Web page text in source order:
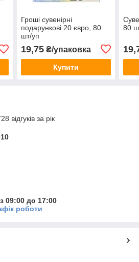
Гроші сувенірні
подарункові 20 євро, 80
шт/уп
19,75₴/упаковка
Купити
80
відгуків за рік
09:00 до 17:00
роботи